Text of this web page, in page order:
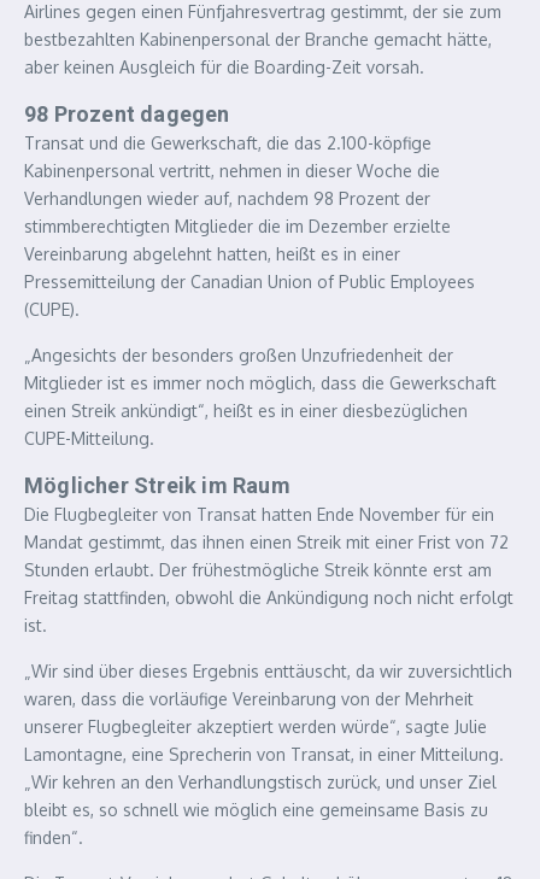
Airlines gegen einen Fünfjahresvertrag gestimmt, der sie zum
bestbezahlten Kabinenpersonal der Branche gemacht hätte,
aber keinen Ausgleich für die Boarding-Zeit vorsah.
98 Prozent dagegen
Transat und die Gewerkschaft, die das 2.100-köpfige
Kabinenpersonal vertritt, nehmen in dieser Woche die
Verhandlungen wieder auf, nachdem 98 Prozent der
stimmberechtigten Mitglieder die im Dezember erzielte
Vereinbarung abgelehnt hatten, heißt es in einer
Pressemitteilung der Canadian Union of Public Employees
(CUPE).
„Angesichts der besonders großen Unzufriedenheit der
Mitglieder ist es immer noch möglich, dass die Gewerkschaft
einen Streik ankündigt“, heißt es in einer diesbezüglichen
CUPE-Mitteilung.
Möglicher Streik im Raum
Die Flugbegleiter von Transat hatten Ende November für ein
Mandat gestimmt, das ihnen einen Streik mit einer Frist von 72
Stunden erlaubt. Der frühestmögliche Streik könnte erst am
Freitag stattfinden, obwohl die Ankündigung noch nicht erfolgt
ist.
„Wir sind über dieses Ergebnis enttäuscht, da wir zuversichtlich
waren, dass die vorläufige Vereinbarung von der Mehrheit
unserer Flugbegleiter akzeptiert werden würde“, sagte Julie
Lamontagne, eine Sprecherin von Transat, in einer Mitteilung.
„Wir kehren an den Verhandlungstisch zurück, und unser Ziel
bleibt es, so schnell wie möglich eine gemeinsame Basis zu
finden“.